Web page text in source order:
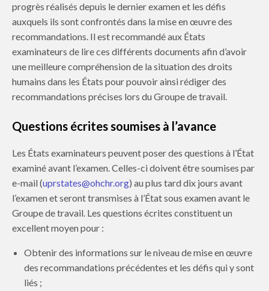
progrès réalisés depuis le dernier examen et les défis
auxquels ils sont confrontés dans la mise en œuvre des
recommandations. Il est recommandé aux États
examinateurs de lire ces différents documents afin d’avoir
une meilleure compréhension de la situation des droits
humains dans les États pour pouvoir ainsi rédiger des
recommandations précises lors du Groupe de travail.
Questions écrites soumises à l’avance
Les États examinateurs peuvent poser des questions à l’État
examiné avant l’examen. Celles-ci doivent être soumises par
e-mail (uprstates@ohchr.org) au plus tard dix jours avant
l’examen et seront transmises à l’État sous examen avant le
Groupe de travail. Les questions écrites constituent un
excellent moyen pour :
Obtenir des informations sur le niveau de mise en œuvre
des recommandations précédentes et les défis qui y sont
liés ;